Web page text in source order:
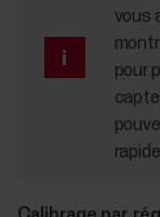
vous
pour